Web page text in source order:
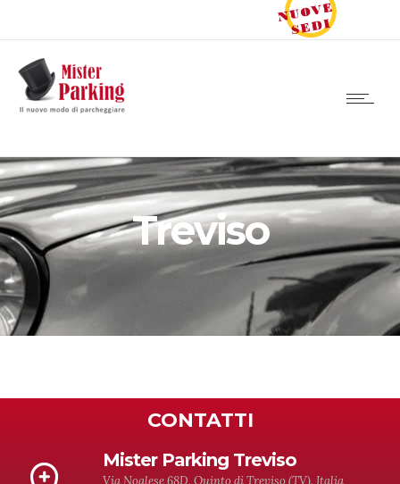
Treviso
CONTATTI
Mister Parking Treviso
Via Noalese 68D, Quinto di Treviso (TV), Italia